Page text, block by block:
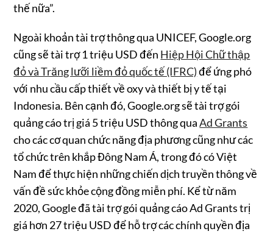
thế nữa”.
Ngoài khoản tài trợ thông qua UNICEF, Google.org
cũng sẽ tài trợ 1 triệu USD đến Hiệp Hội Chữ thập
đỏ và Trăng lưỡi liềm đỏ quốc tế (IFRC)để ứng phó
với nhu cầu cấp thiết về oxy và thiết bị y tế tại
Indonesia. Bên cạnh đó, Google.org sẽ tài trợ gói
quảng cáo trị giá 5 triệu USD thông quaAd Grants
cho các cơ quan chức năng địa phương cũng như các
tổ chức trên khắp Đông Nam Á, trong đó có Việt
Nam để thực hiện những chiến dịch truyền thông về
vấn đề sức khỏe cộng đồng miễn phí. Kể từ năm
2020, Google đã tài trợ gói quảng cáo Ad Grants trị
giá hơn 27 triệu USD để hỗ trợ các chính quyền địa